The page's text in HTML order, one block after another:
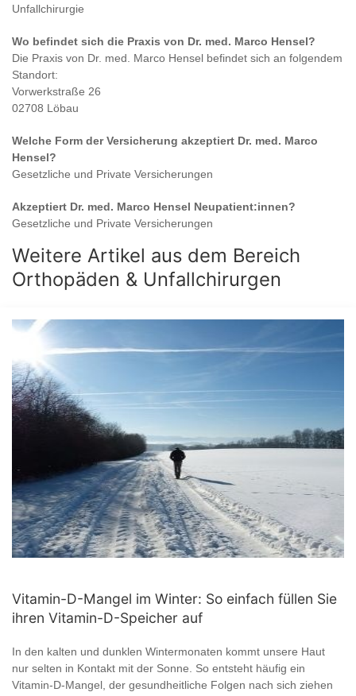
Unfallchirurgie
Wo befindet sich die Praxis von Dr. med. Marco Hensel?
Die Praxis von Dr. med. Marco Hensel befindet sich an folgendem
Standort:
Vorwerkstraße 26
02708 Löbau
Welche Form der Versicherung akzeptiert Dr. med. Marco
Hensel?
Gesetzliche und Private Versicherungen
Akzeptiert Dr. med. Marco Hensel Neupatient:innen?
Gesetzliche und Private Versicherungen
Weitere Artikel aus dem Bereich
Orthopäden & Unfallchirurgen
Vitamin-D-Mangel im Winter: So einfach füllen Sie
ihren Vitamin-D-Speicher auf
In den kalten und dunklen Wintermonaten kommt unsere Haut
nur selten in Kontakt mit der Sonne. So entsteht häufig ein
Vitamin-D-Mangel, der gesundheitliche Folgen nach sich ziehen